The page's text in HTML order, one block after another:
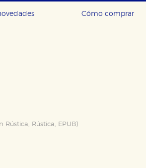
Cómo comprar
Rústica, Rústica, EPUB)